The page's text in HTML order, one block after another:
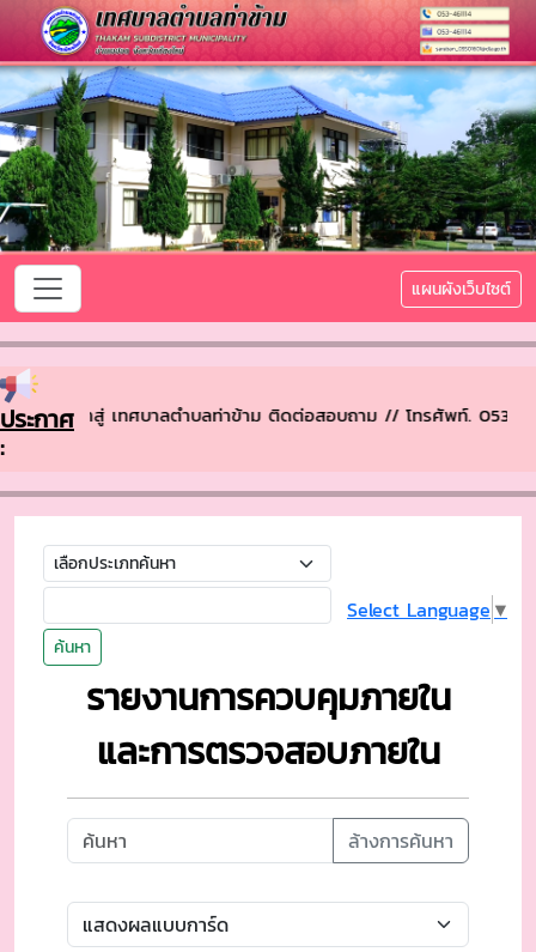
แผนผังเว็บไซต์
ประกาศ
:
นรับเข้าสู่ เทศบาลตำบลท่าข้าม ติดต่อสอบถาม // โทรศัพท์. 053-
ค้นหา
Select Language ▼
รายงานการควบคุมภายใน
และการตรวจสอบภายใน
ล้างการค้นหา